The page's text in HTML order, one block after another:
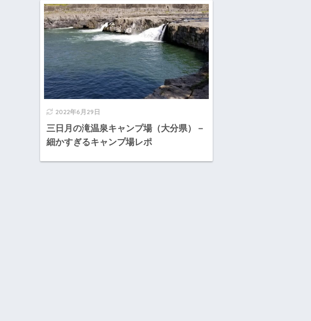
2022年6月29日
三日月の滝温泉キャンプ場（大分県）－
細かすぎるキャンプ場レポ